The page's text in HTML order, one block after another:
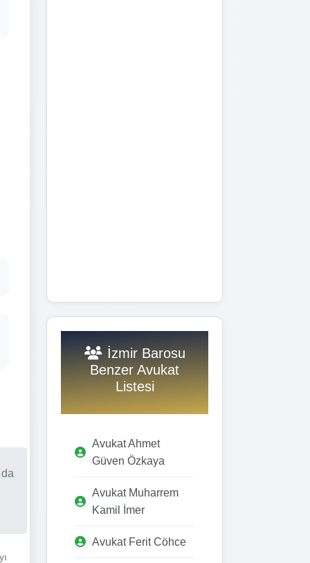
İzmir Barosu
Benzer Avukat
Listesi
Avukat Ahmet
Güven Özkaya
Avukat Muharrem
Kamil İmer
Avukat Ferit Cöhce